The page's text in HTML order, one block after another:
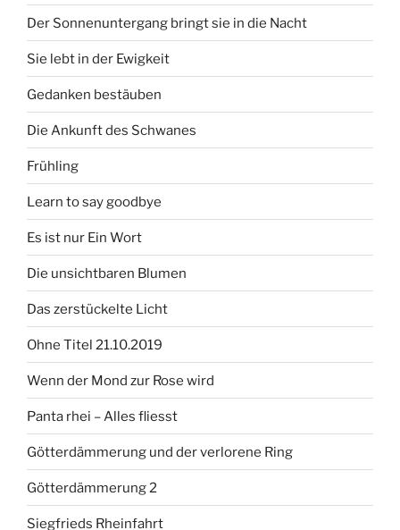
Der Sonnenuntergang bringt sie in die Nacht
Sie lebt in der Ewigkeit
Gedanken bestäuben
Die Ankunft des Schwanes
Frühling
Learn to say goodbye
Es ist nur Ein Wort
Die unsichtbaren Blumen
Das zerstückelte Licht
Ohne Titel 21.10.2019
Wenn der Mond zur Rose wird
Panta rhei – Alles fliesst
Götterdämmerung und der verlorene Ring
Götterdämmerung 2
Siegfrieds Rheinfahrt